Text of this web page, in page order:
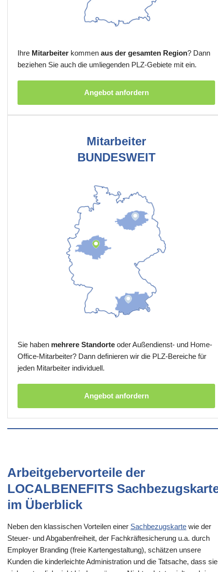
Ihre Mitarbeiter kommen aus der gesamten Region? Dann
beziehen Sie auch die umliegenden PLZ-Gebiete mit ein.
Angebot anfordern
Mitarbeiter
BUNDESWEIT
Sie haben mehrere Standorte oder Außendienst- und Home-
Office-Mitarbeiter? Dann definieren wir die PLZ-Bereiche für
jeden Mitarbeiter individuell.
Angebot anfordern
Arbeitgebervorteile der
LOCALBENEFITS
im Überblick
Neben den klassischen Vorteilen einer Sachbezugskarte wie der
Steuer- und Abgabenfreiheit, der Fachkräftesicherung u.a. durch
Employer Branding (freie Kartengestaltung), schätzen unsere
Kunden die kinderleichte Administration und die Tatsache, dass sie